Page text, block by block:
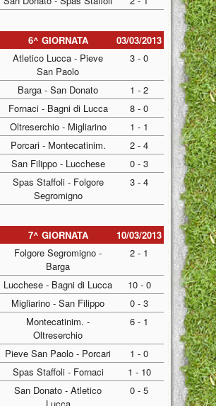
6^ GIORNATA
03/03/2013
Atletico Lucca - Pieve
San Paolo
3 - 0
Barga - San Donato
1 - 2
Fornaci - Bagni di Lucca
8 - 0
Oltreserchio - Migliarino
1 - 1
Porcari - Montecatinim.
2 - 4
San Filippo - Lucchese
0 - 3
Spas Staffoli - Folgore
Segromigno
3 - 4
7^ GIORNATA
10/03/2013
Folgore Segromigno -
Barga
2 - 1
Lucchese - Bagni di Lucca
10 - 0
Migliarino - San Filippo
0 - 3
Montecatinim. -
Oltreserchio
6 - 1
Pieve San Paolo - Porcari
1 - 0
Spas Staffoli - Fornaci
1 - 10
San Donato - Atletico
0 - 5